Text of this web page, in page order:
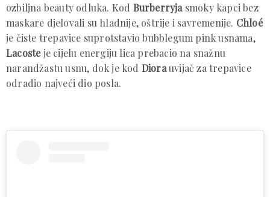
ozbiljna beauty odluka. Kod Burberryjasmoky kapci bez
maskare djelovali su hladnije, oštrije i savremenije. Chloé
je čiste trepavice suprotstavio bubblegum pink usnama,
Lacosteje cijelu energiju lica prebacio na snažnu
narandžastu usnu, dok je kod Diorauvijač za trepavice
odradio najveći dio posla.